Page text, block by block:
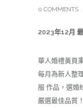
0 COMMENTS
2023年12月
華人婚禮黃頁
每月為新人整
服 作品，選婚
嚴選最佳品質！